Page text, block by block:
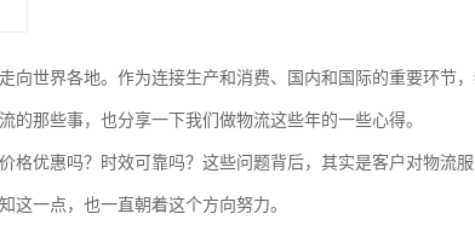
向世界各地。作为连接生产和消费、国内和国际的重要环节
那些事，也分享一下我们做物流这些年的一些心得。
格优惠吗？时效可靠吗？这些问题背后，其实是客户对物流
一点，也一直朝着这个方向努力。